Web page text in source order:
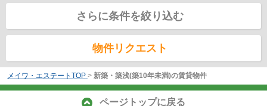
さらに条件を絞り込む
物件リクエスト
メイワ・エステートTOP > 新築・築浅(築10年未満)の賃貸物件
ページトップに戻る